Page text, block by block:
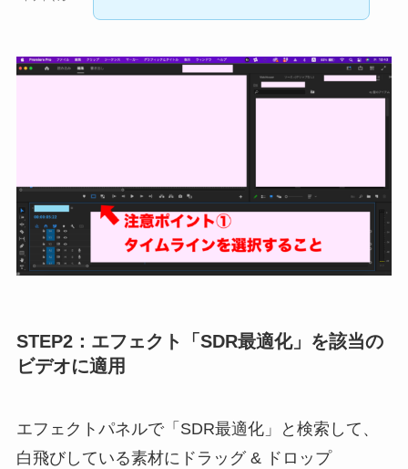
STEP2：エフェクト「SDR最適化」を該当の
ビデオに適用
エフェクトパネルで「SDR最適化」と検索して、
白飛びしている素材にドラッグ & ドロップ